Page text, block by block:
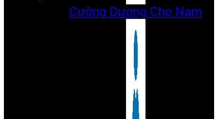
Cường Dương Cho Nam